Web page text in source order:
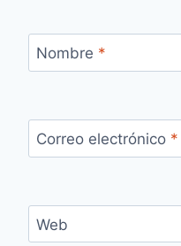
Nombre *
Correo electrónico *
Web